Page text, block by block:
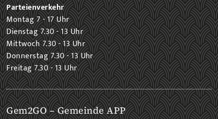
Parteienverkehr
Montag 7 - 17 Uhr
Dienstag 7.30 - 13 Uhr
Mittwoch 7.30 - 13 Uhr
Donnerstag 7.30 - 13 Uhr
Freitag 7.30 - 13 Uhr
Gem2GO – Gemeinde APP